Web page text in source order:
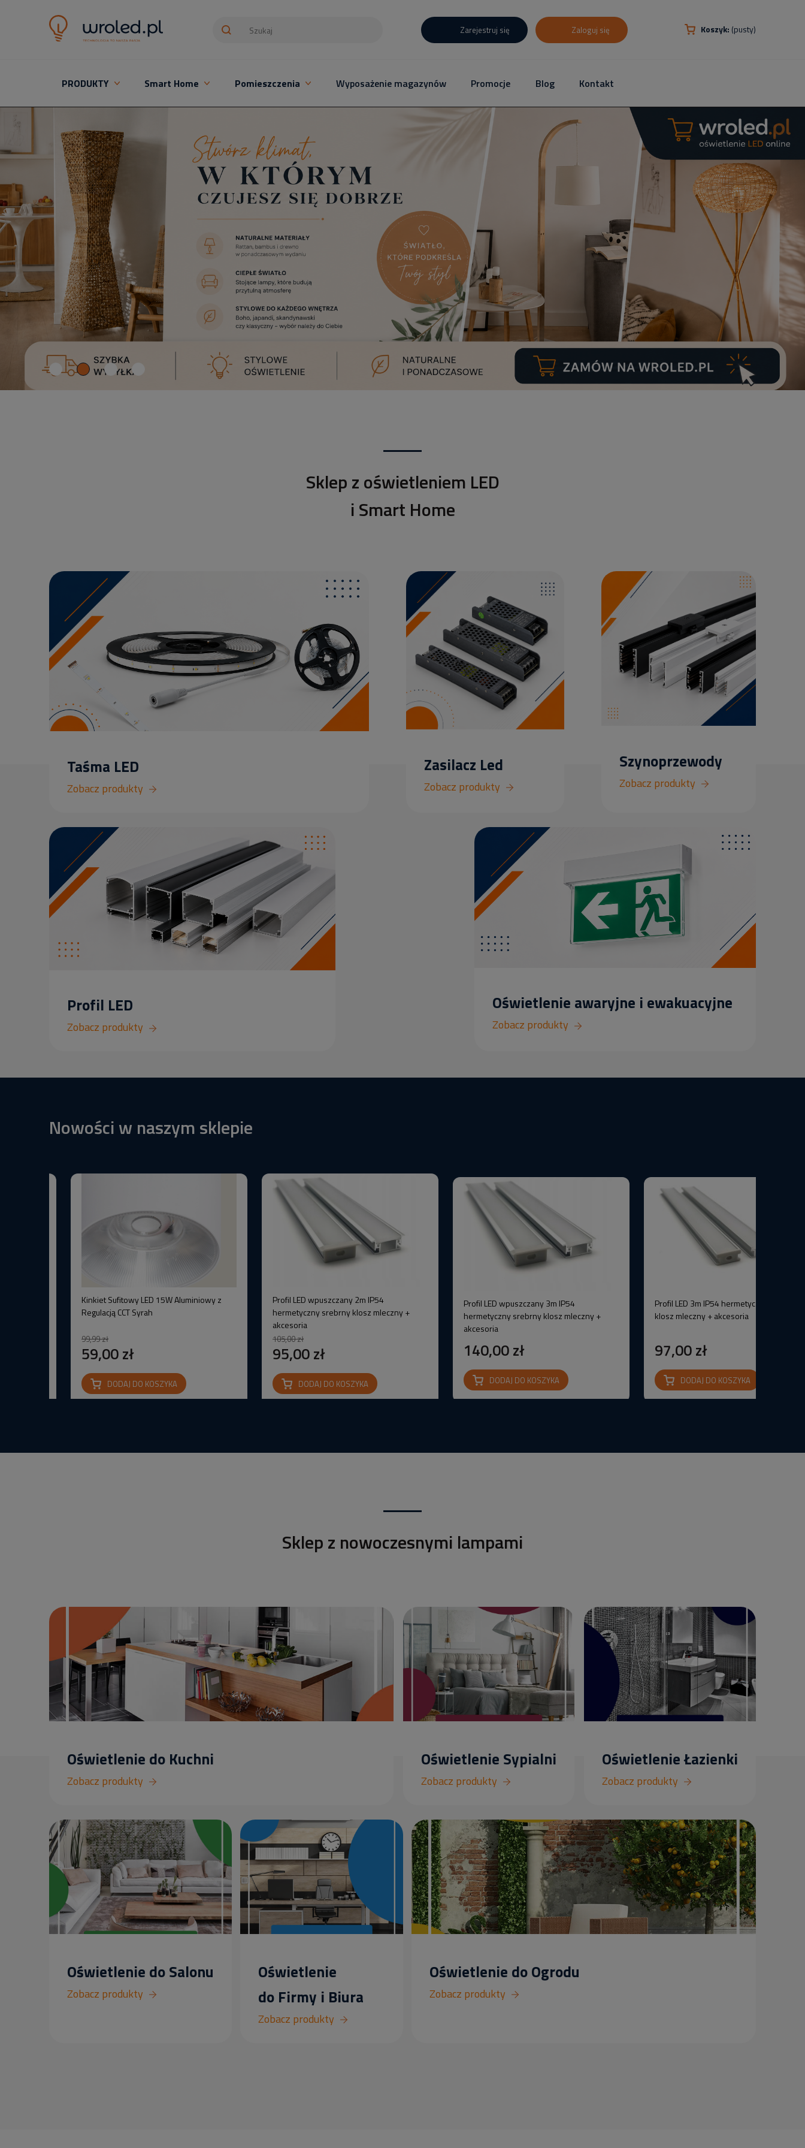
Koszyk: (pusty)
Zarejestruj się Zaloguj się
PRODUKTY Smart Home Pomieszczenia Wyposażenie magazynów Promocje Blog Kontakt
Sklep z oświetleniem LED
i Smart Home
Taśma LED
Zobacz produkty
Zasilacz Led
Zobacz produkty
Szynoprzewody
Zobacz produkty
Profil LED
Zobacz produkty
Oświetlenie awaryjne i ewakuacyjne
Zobacz produkty
Nowości w naszym sklepie
Kinkiet Sufitowy LED 15W Aluminiowy z
Regulacją CCT Syrah
99,99 zł
59,00 zł
DODAJ DO KOSZYKA
Profil LED wpuszczany 2m IP54
hermetyczny srebrny klosz mleczny +
akcesoria
105,00 zł
95,00 zł
DODAJ DO KOSZYKA
Profil LED wpuszczany 3m IP54
hermetyczny srebrny klosz mleczny +
akcesoria
140,00 zł
DODAJ DO KOSZYKA
Profil LED 3m IP54 hermetyczny srebrny
klosz mleczny + akcesoria
97,00 zł
DODAJ DO KOSZYKA
Sklep z nowoczesnymi lampami
Oświetlenie do Kuchni
Zobacz produkty
Oświetlenie Sypialni
Zobacz produkty
Oświetlenie Łazienki
Zobacz produkty
Oświetlenie do Salonu
Zobacz produkty
Oświetlenie
do Firmy i Biura
Zobacz produkty
Oświetlenie do Ogrodu
Zobacz produkty